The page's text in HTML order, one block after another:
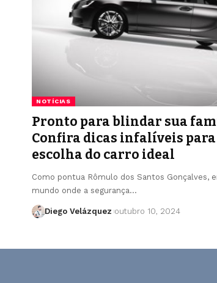
NOTÍCIAS
Pronto para blindar sua
Confira dicas infalíveis para
escolha do carro ideal
Como pontua Rômulo dos Santos Gonçalves,
mundo onde a segurança…
Diego Velázquez outubro 10, 2024